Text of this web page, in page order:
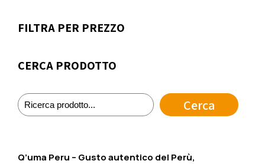
FILTRA PER PREZZO
CERCA PRODOTTO
Cerca Cerca
Q’uma Peru – Gusto autentico del Perù,